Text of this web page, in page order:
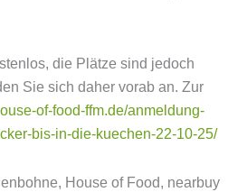
die Plätze sind jedoch
Sie sich daher vorab an. Zur
of-food-ffm.de/anmeldung-
bis-in-die-kuechen-22-10-25/
House of Food, nearbuy